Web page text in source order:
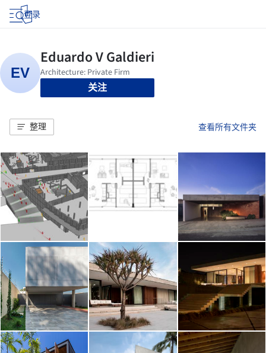
登录
关注
整理 查看所有文件夹